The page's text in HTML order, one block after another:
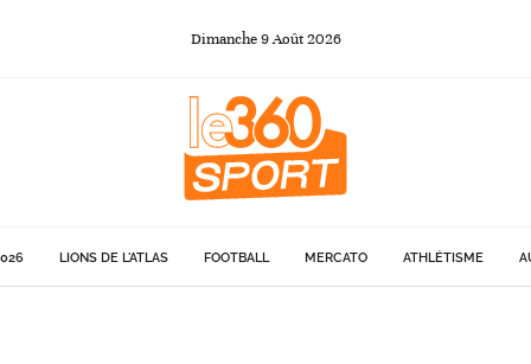
Dimanche 9Août 2026
LIONS DE L'ATLAS FOOTBALL MERCATO ATHLÉTISME